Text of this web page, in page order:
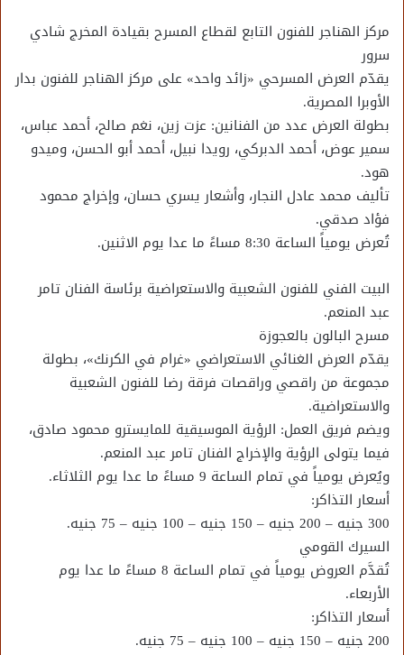
مركز الهناجر للفنون التابع لقطاع المسرح بقيادة المخرج شادي
سرور
يقدّم العرض المسرحي «زائد واحد» على مركز الهناجر للفنون بدار
الأوبرا المصرية.
بطولة العرض عدد من الفنانين: عزت زين، نغم صالح، أحمد عباس،
سمير عوض، أحمد الدبركي، رويدا نبيل، أحمد أبو الحسن، وميدو
هود.
تأليف محمد عادل النجار، وأشعار يسري حسان، وإخراج محمود
فؤاد صدقي.
تُعرض يومياً الساعة 8:30 مساءً ما عدا يوم الاثنين.
البيت الفني للفنون الشعبية والاستعراضية برئاسة الفنان تامر
عبد المنعم.
مسرح البالون بالعجوزة
يقدّم العرض الغنائي الاستعراضي «غرام في الكرنك»، بطولة
مجموعة من راقصي وراقصات فرقة رضا للفنون الشعبية
والاستعراضية.
ويضم فريق العمل: الرؤية الموسيقية للمايسترو محمود صادق،
فيما يتولى الرؤية والإخراج الفنان تامر عبد المنعم.
ويُعرض يومياً في تمام الساعة 9 مساءً ما عدا يوم الثلاثاء.
أسعار التذاكر:
300 جنيه – 200 جنيه – 150 جنيه – 100 جنيه – 75 جنيه.
السيرك القومي
تُقدَّم العروض يومياً في تمام الساعة 8 مساءً ما عدا يوم
الأربعاء.
أسعار التذاكر:
200 جنيه – 150 جنيه – 100 جنيه – 75 جنيه.